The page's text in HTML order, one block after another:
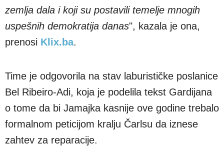
zemlja dala i koji su postavili temelje mnogih
uspešnih demokratija danas", kazala je ona,
prenosi Klix.ba.
Time je odgovorila na stav laburističke poslanice
Bel Ribeiro-Adi, koja je podelila tekst Gardijana
o tome da bi Jamajka kasnije ove godine trebalo
formalnom peticijom kralju Čarlsu da iznese
zahtev za reparacije.